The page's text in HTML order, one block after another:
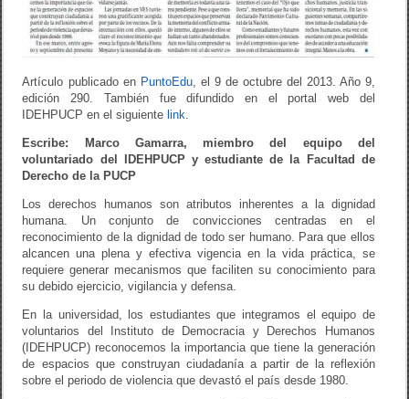
Artículo publicado en PuntoEdu, el 9 de octubre del 2013. Año 9,
edición 290. También fue difundido en el portal web del
IDEHPUCP en el siguientelink
Escribe: Marco Gamarra, miembro del equipo del
voluntariado del IDEHPUCP y estudiante de la Facultad de
Derecho de la PUCP
Los derechos humanos son atributos inherentes a la dignidad
humana. Un conjunto de convicciones centradas en el
reconocimiento de la dignidad de todo ser humano. Para que ellos
alcancen una plena y efectiva vigencia en la vida práctica, se
requiere generar mecanismos que faciliten su conocimiento para
su debido ejercicio, vigilancia y defensa.
En la universidad, los estudiantes que integramos el equipo de
voluntarios del Instituto de Democracia y Derechos Humanos
(IDEHPUCP) reconocemos la importancia que tiene la generación
de espacios que construyan ciudadanía a partir de la reflexión
sobre el periodo de violencia que devastó el país desde 1980.